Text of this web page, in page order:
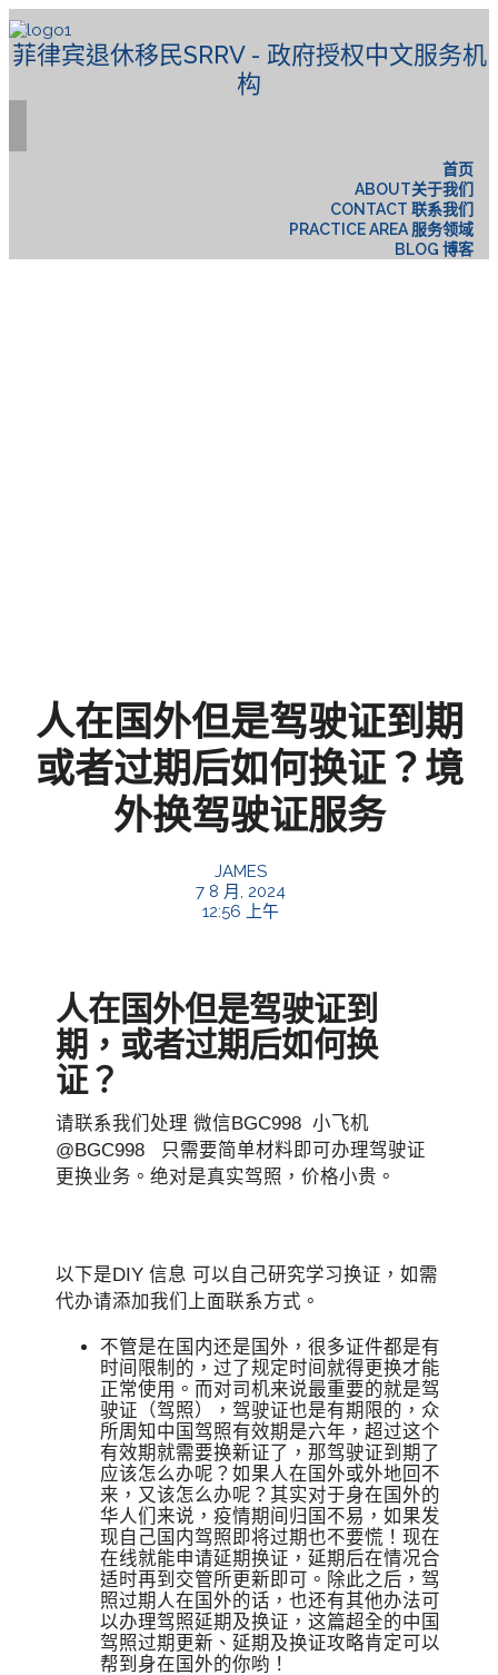
菲律宾退休移民SRRV - 政府授权中文服务机
构
首页
ABOUT关于我们
CONTACT 联系我们
PRACTICE AREA 服务领域
BLOG 博客
人在国外但是驾驶证到期
或者过期后如何换证？境
外换驾驶证服务
JAMES
7 8 月, 2024
12:56 上午
人在国外但是驾驶证到
期，或者过期后如何换
证？
请联系我们处理 微信BGC998 小飞机
@BGC998 只需要简单材料即可办理驾驶证
更换业务。绝对是真实驾照，价格小贵。
以下是DIY 信息 可以自己研究学习换证，如需
代办请添加我们上面联系方式。
不管是在国内还是国外，很多证件都是有
时间限制的，过了规定时间就得更换才能
正常使用。而对司机来说最重要的就是驾
驶证（驾照），驾驶证也是有期限的，众
所周知中国驾照有效期是六年，超过这个
有效期就需要换新证了，那驾驶证到期了
应该怎么办呢？如果人在国外或外地回不
来，又该怎么办呢？其实对于身在国外的
华人们来说，疫情期间归国不易，如果发
现自己国内驾照即将过期也不要慌！现在
在线就能申请延期换证，延期后在情况合
适时再到交管所更新即可。除此之后，驾
照过期人在国外的话，也还有其他办法可
以办理驾照延期及换证，这篇超全的中国
驾照过期更新、延期及换证攻略肯定可以
帮到身在国外的你哟！